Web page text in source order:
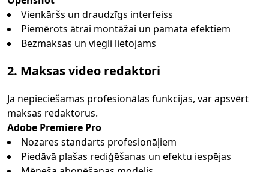
Vienkāršs un draudzīgs interfeiss
Piemērots ātrai montāžai un pamata efektiem
Bezmaksas un viegli lietojams
2. Maksas video redaktori
Ja nepieciešamas profesionālas funkcijas, var apsvērt
maksas redaktorus.
Adobe Premiere Pro
Nozares standarts profesionāļiem
Piedāvā plašas rediģēšanas un efektu iespējas